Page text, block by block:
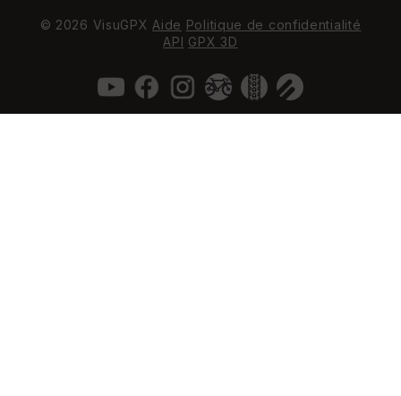
© 2026 VisuGPX Aide Politique de confidentialité
API GPX 3D